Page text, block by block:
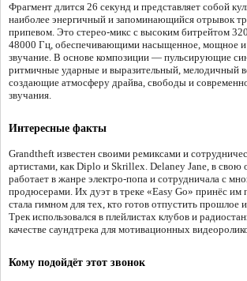
Фрагмент длится 26 секунд и представляет собой
наиболее энергичный и запоминающийся отрывок
припевом. Это стерео-микс с высоким битрейтом
48000 Гц, обеспечивающими насыщенное, мощное и
звучание. В основе композиции — пульсирующие
ритмичные ударные и выразительный, мелодичный
создающие атмосферу драйва, свободы и
звучания.
Интересные факты
Grandtheft известен своими ремиксами и
артистами, как Diplo и Skrillex. Delaney Jane, в свою
работает в жанре электро-попа и сотрудничала с
продюсерами. Их дуэт в треке «Easy Go» принёс им
стала гимном для тех, кто готов отпустить прошлое
Трек использовался в плейлистах клубов и
качестве саундтрека для мотивационных
Кому подойдёт этот звонок